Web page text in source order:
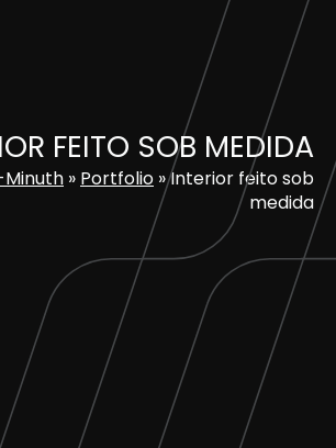
FEITO SOB MEDIDA
Minuth » Portfolio »Interior feito sob
medida